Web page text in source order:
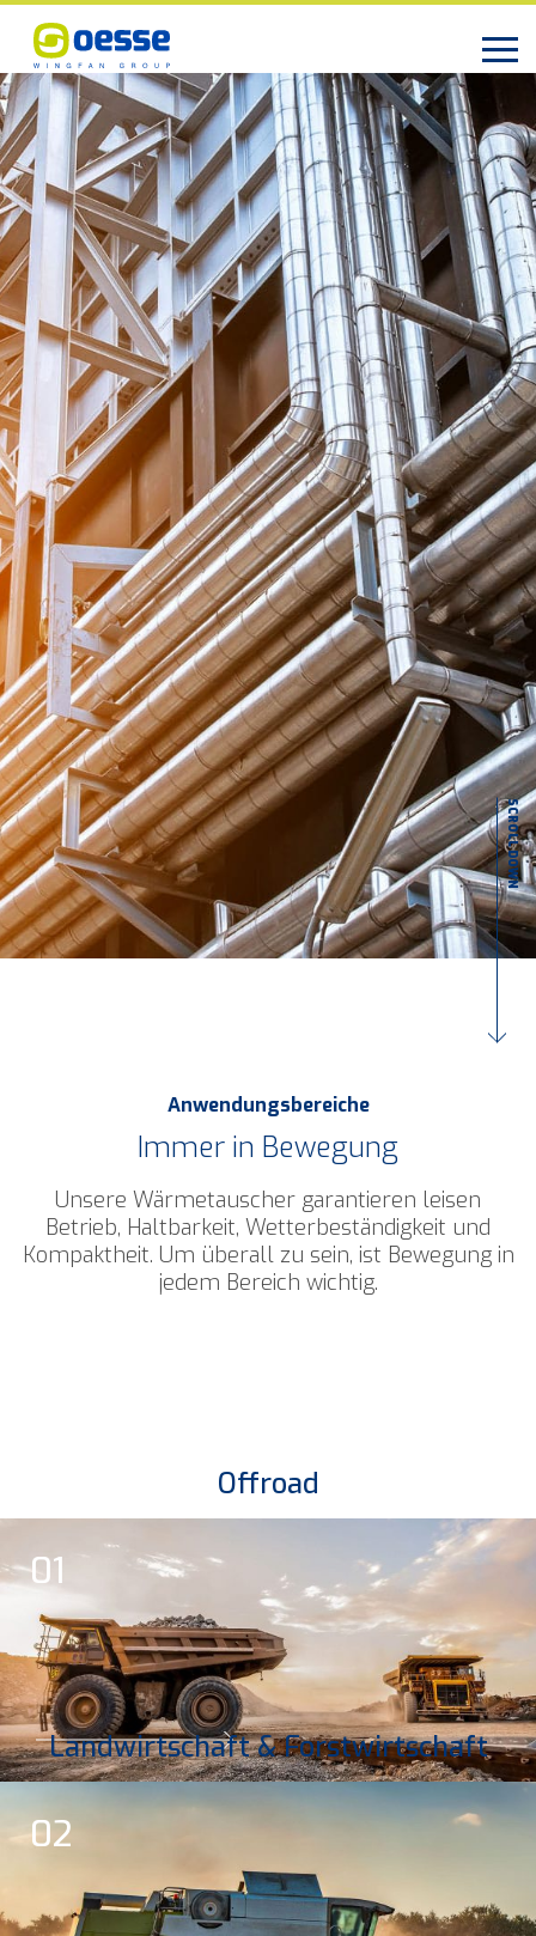
SCROLL DOWN
Anwendungsbereiche
Immer in Bewegung
Unsere Wärmetauscher garantieren leisen
Betrieb, Haltbarkeit, Wetterbeständigkeit und
Kompaktheit. Um überall zu sein, ist Bewegung in
jedem Bereich wichtig.
01
Offroad
02
Landwirtschaft & Forstwirtschaft